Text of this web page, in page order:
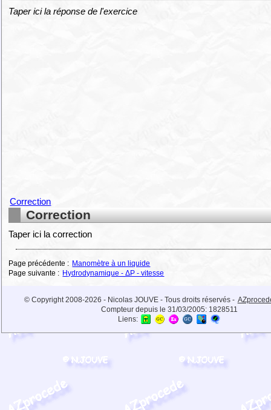
Taper ici la réponse de l'exercice
Correction
Correction
Taper ici la correction
Page précédente : Manomètre à un liquide
Page suivante : Hydrodynamique - ΔP - vitesse
© Copyright 2008-2026 - Nicolas JOUVE - Tous droits réservés -
Compteur depuis le 31/03/2005: 1828511
Liens: